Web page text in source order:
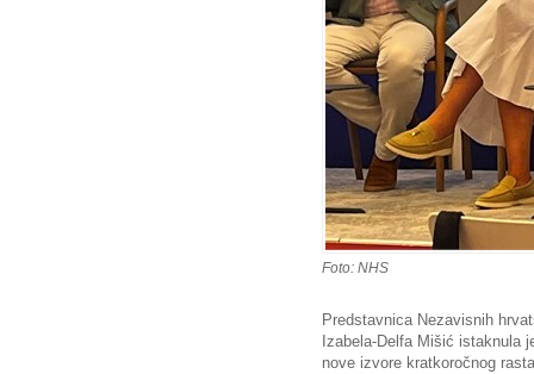
Foto: NHS
Predstavnica Nezavisnih
Izabela-Delfa Mišić istaknula
nove izvore kratkoročnog